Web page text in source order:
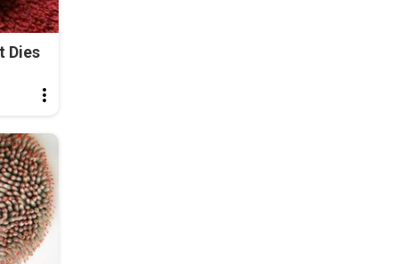
Dies